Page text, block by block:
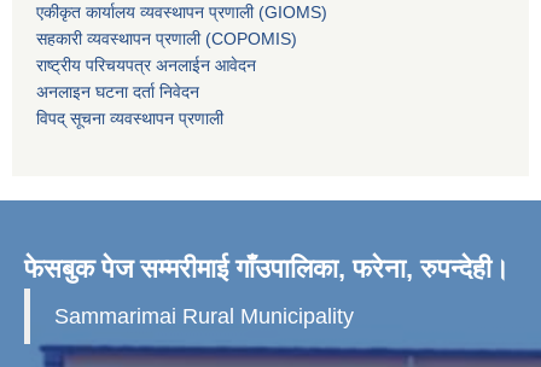
एकीकृत कार्यालय व्यवस्थापन प्रणाली (GIOMS)
सहकारी व्यवस्थापन प्रणाली (COPOMIS)
राष्ट्रीय परिचयपत्र अनलाईन आवेदन
अनलाइन घटना दर्ता निवेदन
विपद् सूचना व्यवस्थापन प्रणाली
फेसबुक पेज सम्मरीमाई गाँउपालिका, फरेना, रुपन्देही।
Sammarimai Rural Municipality